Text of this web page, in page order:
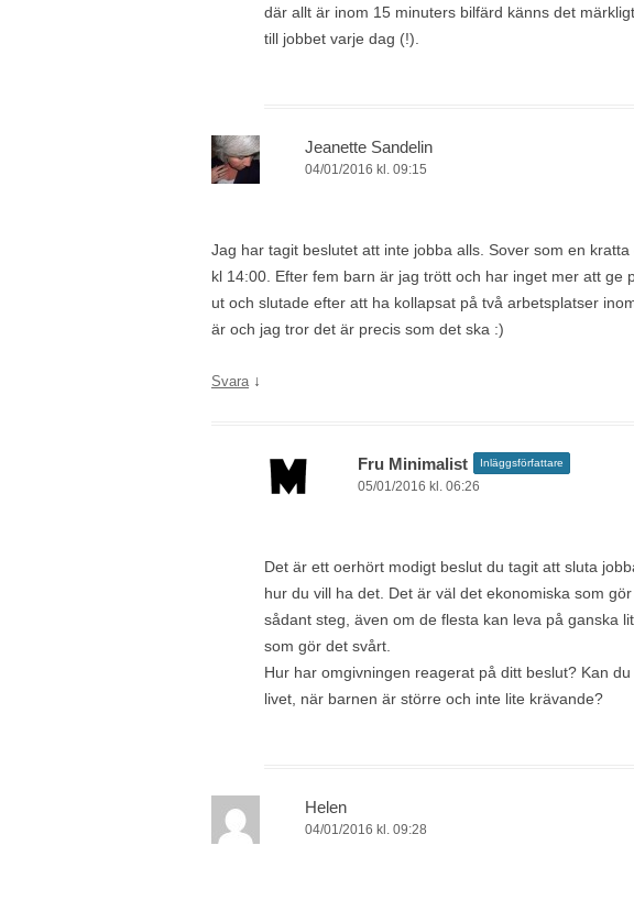
där allt är inom 15 minuters bilfärd känns det
till jobbet varje dag (!).
Jeanette Sandelin
04/01/2016 kl. 09:15
Jag har tagit beslutet att inte jobba alls. Sover som en
kl 14:00. Efter fem barn är jag trött och har inget mer att ge
ut och slutade efter att ha kollapsat på två arbetsplatser
är och jag tror det är precis som det ska :)
Svara ↓
Fru Minimalist Inläggsförfattare
05/01/2016 kl. 06:26
Det är ett oerhört modigt beslut du tagit att sluta
hur du vill ha det. Det är väl det ekonomiska som
sådant steg, även om de flesta kan leva på ganska
som gör det svårt.
Hur har omgivningen reagerat på ditt beslut? Kan
livet, när barnen är större och inte lite krävande?
Helen
04/01/2016 kl. 09:28